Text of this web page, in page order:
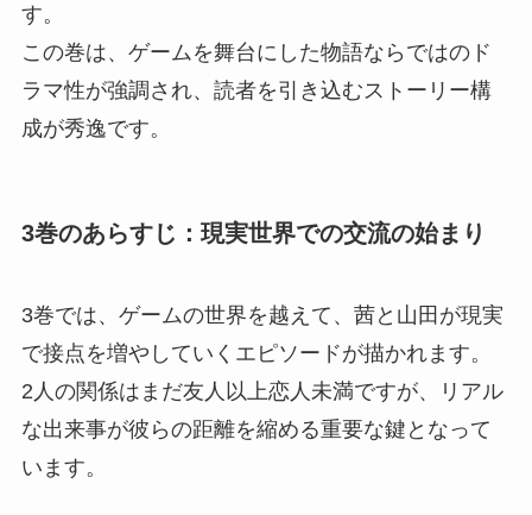
す。
この巻は、ゲームを舞台にした物語ならではのド
ラマ性が強調され、読者を引き込むストーリー構
成が秀逸です。
3巻のあらすじ：現実世界での交流の始まり
3巻では、ゲームの世界を越えて、茜と山田が現実
で接点を増やしていくエピソードが描かれます。
2人の関係はまだ友人以上恋人未満ですが、リアル
な出来事が彼らの距離を縮める重要な鍵となって
います。